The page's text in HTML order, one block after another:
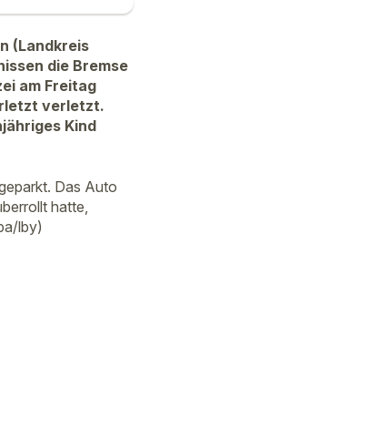
(Landkreis
die Bremse
am Freitag
verletzt.
Kind
Das Auto
hatte,
lby)